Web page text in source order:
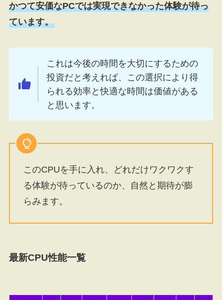
かつて安価なPCでは実現できなかった体験が待っ
ています。
これは今後の時間を大切にするための
投資だと考えれば、この選択により得
られる効率と快適な時間は価値がある
と思います。
このCPUを手に入れ、どれだけワクワクす
る体験が待っているのか、自然と期待が膨
らみます。
最新CPU性能一覧